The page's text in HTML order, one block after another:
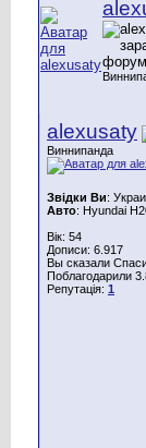
alexusaty
Виннипанда
Звідки Ви:
Авто: Hyundai
Вік: 54
Дописи: 6.917
Вы сказали
Поблагодарили
Репутація: 1